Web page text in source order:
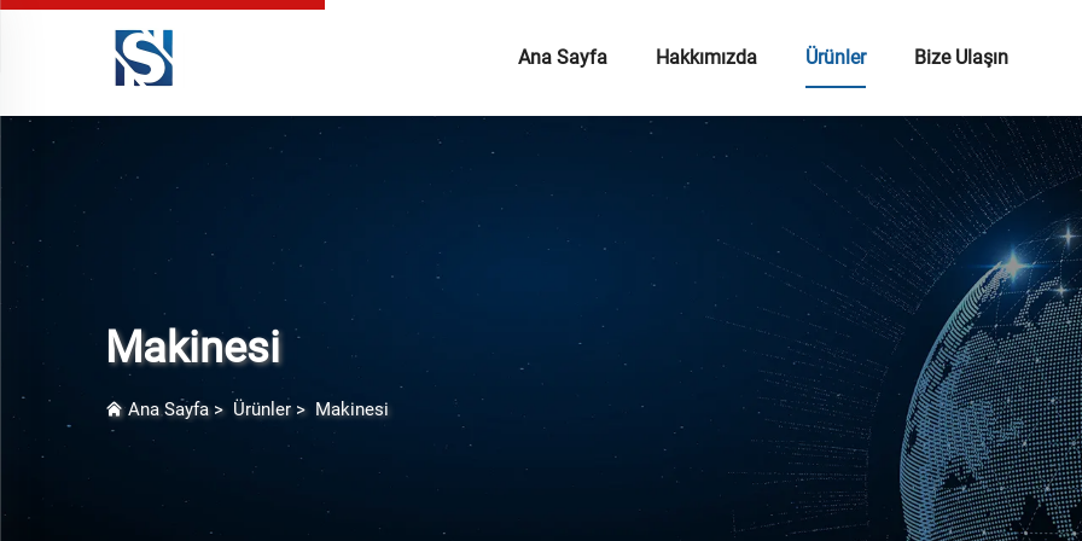
Ana Sayfa Hakkımızda Ürünler Bize Ulaşın
Makinesi
Ana Sayfa> Ürünler > Makinesi